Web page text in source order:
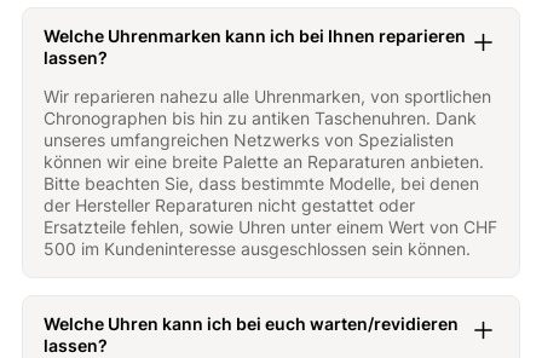
Welche Uhrenmarken kann ich bei Ihnen reparieren
lassen?
Wir reparieren nahezu alle Uhrenmarken, von sportlichen
Chronographen bis hin zu antiken Taschenuhren. Dank
unseres umfangreichen Netzwerks von Spezialisten
können wir eine breite Palette an Reparaturen anbieten.
Bitte beachten Sie, dass bestimmte Modelle, bei denen
der Hersteller Reparaturen nicht gestattet oder
Ersatzteile fehlen, sowie Uhren unter einem Wert von CHF
500 im Kundeninteresse ausgeschlossen sein können.
Welche Uhren kann ich bei euch warten/revidieren
lassen?